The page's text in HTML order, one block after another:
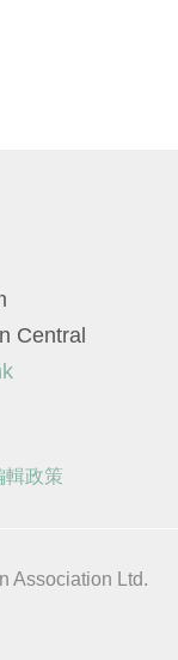
Central
輯政策
Association Ltd.